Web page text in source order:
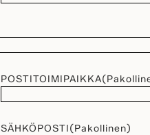
POSTITOIMIPAIKKA
SÄHKÖPOSTI(Pakollinen)